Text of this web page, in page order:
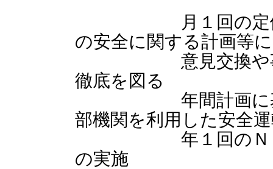
月１回の定例ミ
の安全に関する計画等
意見交換や事故
徹底を図る
年間計画に基づ
部機関を利用した安全
年１回のＮＡＳ
の実施